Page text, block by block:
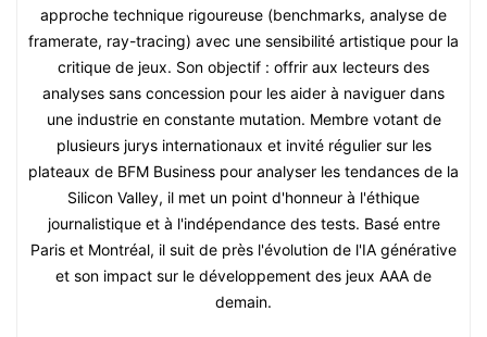
approche technique rigoureuse (benchmarks, analyse de
framerate, ray-tracing) avec une sensibilité artistique pour la
critique de jeux. Son objectif : offrir aux lecteurs des
analyses sans concession pour les aider à naviguer dans
une industrie en constante mutation. Membre votant de
plusieurs jurys internationaux et invité régulier sur les
plateaux de BFM Business pour analyser les tendances de la
Silicon Valley, il met un point d'honneur à l'éthique
journalistique et à l'indépendance des tests. Basé entre
Paris et Montréal, il suit de près l'évolution de l'IA générative
et son impact sur le développement des jeux AAA de
demain.